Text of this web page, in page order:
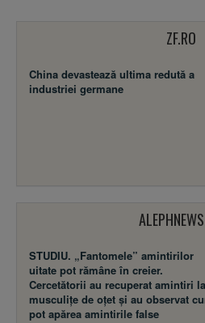
ZF.RO
China devastează ultima redută a
industriei germane
STUDIU. „Fantomele” amintirilor
uitate pot rămâne în creier.
Cercetătorii au recuperat amintiri la
musculițe de oțet și au observat
pot apărea amintirile false